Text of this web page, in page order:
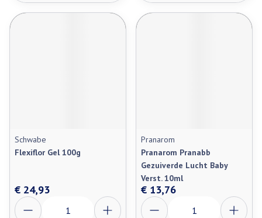
Schwabe
Flexiflor Gel 100g
€ 24,93
Aantal
Pranarom
Pranarom Pranabb
Gezuiverde Lucht Baby
Verst. 10ml
€ 13,76
Aantal